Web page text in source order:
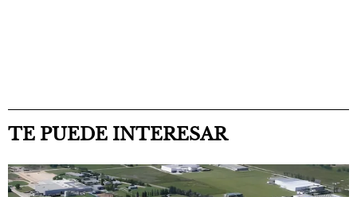
TE PUEDE INTERESAR